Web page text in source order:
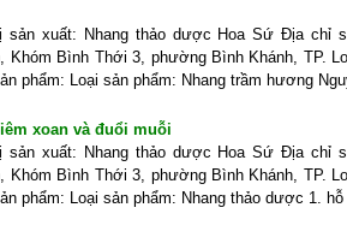
sản xuất: Nhang thảo dược Hoa Sứ Địa chỉ
Khóm Bình Thới 3, phường Bình Khánh, TP.
phẩm: Loại sản phẩm: Nhang trầm hương
xoan và đuổi muỗi
sản xuất: Nhang thảo dược Hoa Sứ Địa chỉ
Khóm Bình Thới 3, phường Bình Khánh, TP.
phẩm: Loại sản phẩm: Nhang thảo dược 1.